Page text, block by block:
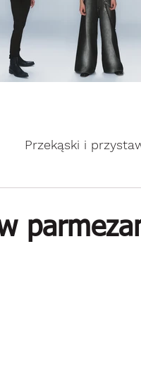
Przekąski i